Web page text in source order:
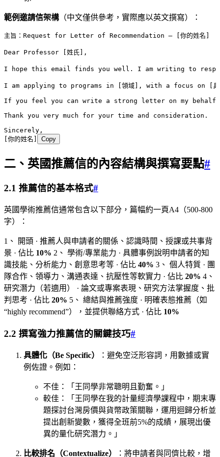
範例邀請信架構（中文僅供參考，實際應以英文撰寫）：
主旨：Request for Letter of Recommendation – [你的姓名]
Dear Professor [姓氏],
I hope this email finds you well. I am writing to
I am applying to programs in [領域], with a focus on [
If you feel you can write a strong letter on my
Thank you very much for your time and consideration.
Sincerely,
[你的姓名]
Copy
二、英國推薦信的內容結構與撰寫要點#
2.1 推薦信的基本格式#
英國學術推薦信通常包含以下部分，篇幅約一頁A4（500-800
字）：
1、 開頭 · 推薦人與申請者的關係、認識時間、授課或共事背
景 · 佔比 10% 2、 學術/專業能力 · 具體事例說明申請者的知
識技能、分析能力、創意思考等 · 佔比 40% 3、 個人特質 · 團
隊合作、領導力、溝通表達、抗壓性等軟實力 · 佔比 20% 4、
研究潛力（若適用） · 論文或專案表現、研究方法掌握度、批
判思考 · 佔比 20% 5、 總結與推薦強度 · 明確表態推薦（如
“highly recommend”），並提供聯絡方式 · 佔比 10%
2.2 撰寫強力推薦信的關鍵技巧#
具體化（Be Specific）
：避免空泛形容詞，用數據或實
例佐證。例如：
不佳：「王同學非常聰明且勤奮。」
較佳：「王同學在我的計量經濟學課程中，期末專
題探討台灣房價與貨幣政策關聯，運用迴歸分析並
提出創新變數，獲得全班前5%的成績，展現出優
異的量化研究潛力。」
比較排名（Contextualize） ：將申請者與同儕比較，增